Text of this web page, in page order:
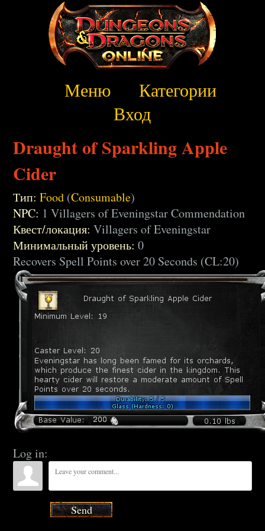
Меню
Категории
Вход
Draught of Sparkling Apple
Cider
Тип: Food (Consumable)
NPC: 1 Villagers of Eveningstar Commendation
Квест/локация: Villagers of Eveningstar
Минимальный уровень: 0
Recovers Spell Points over 20 Seconds (CL:20)
Log in:
Send